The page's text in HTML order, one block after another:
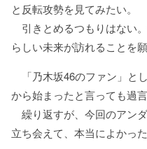
と反転攻勢を見てみたい。
引きとめるつもりはない
らしい未来が訪れることを願
「乃木坂46のファン」と
から始まったと言っても過言
繰り返すが、今回のアン
立ち会えて、本当によかった